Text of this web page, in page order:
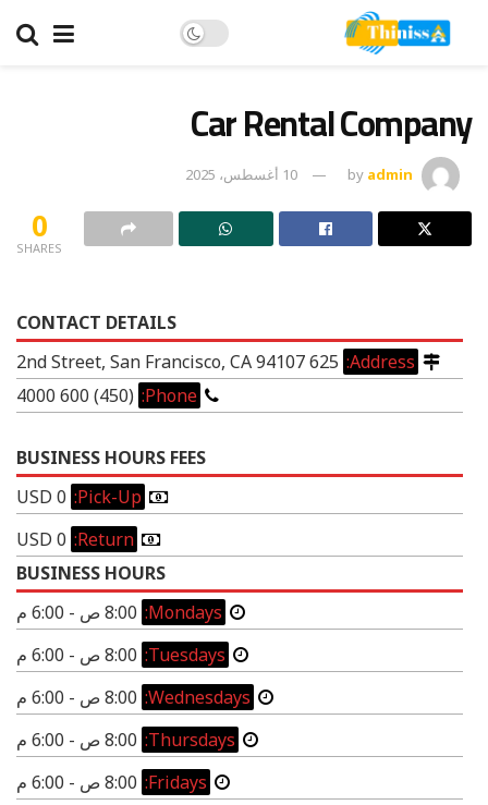
Car Rental Company
by admin 10 أغسطس، 2025
0
SHARES
CONTACT DETAILS
Address:
Phone:
(450) 600 4000
BUSINESS HOURS FEES
Pick-Up:
Return:
BUSINESS HOURS
Mondays:
Tuesdays:
Wednesdays:
Thursdays:
Fridays: